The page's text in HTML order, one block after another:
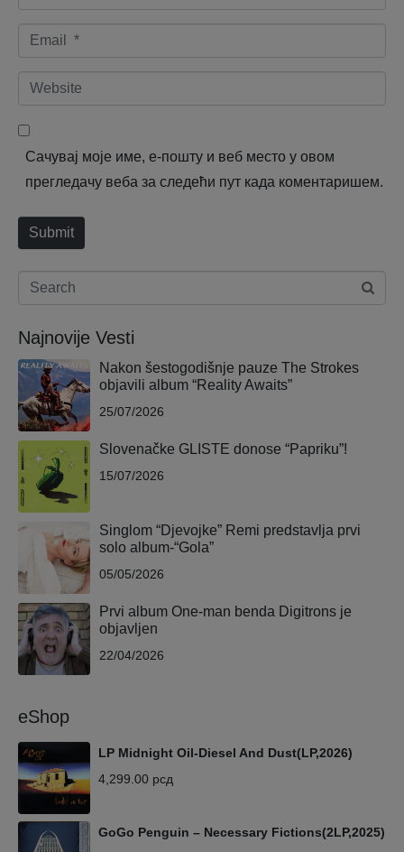
a
em
l
W
e
b
Сачувај моје име, е-пошту и веб место у овом
прегледачу веба за следећи пут када коментаришем.
Submit
Najnovije Vesti
Nakon šestogodišnje pauze The Strokes
objavili album “Reality Awaits”
25/07/2026
Slovenačke GLISTE donose “Papriku”!
15/07/2026
Singlom “Djevojke” Remi predstavlja prvi
solo album-“Gola”
05/05/2026
Prvi album One-man benda Digitrons je
objavljen
22/04/2026
eShop
LP Midnight Oil-Diesel And Dust(LP,2026)
4,299.00 рсд
GoGo Penguin – Necessary Fictions(2LP,2025)